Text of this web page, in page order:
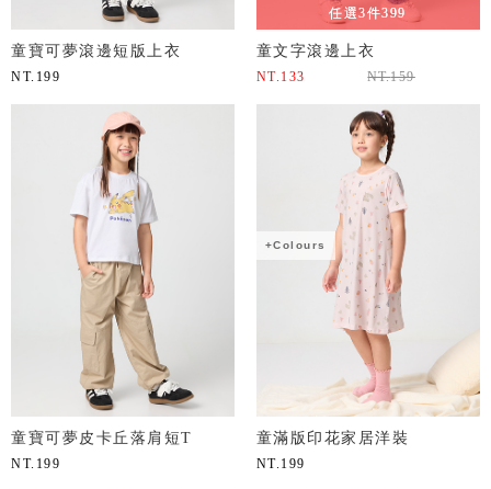
童寶可夢滾邊短版上衣
NT. 199
任選3件399
童文字滾邊上衣
NT. 133 NT.159
童寶可夢皮卡丘落肩短T
NT. 199
+Colours
童滿版印花家居洋裝
NT. 199